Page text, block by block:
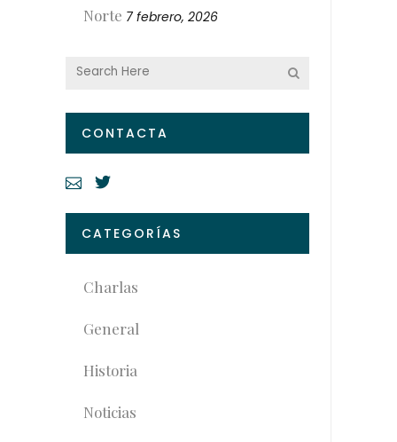
Norte 7 febrero, 2026
CONTACTA
CATEGORÍAS
Charlas
General
Historia
Noticias